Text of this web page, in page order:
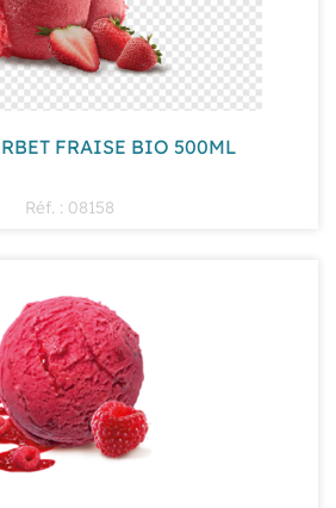
FRAISE BIO 500ML
Réf. : 08158